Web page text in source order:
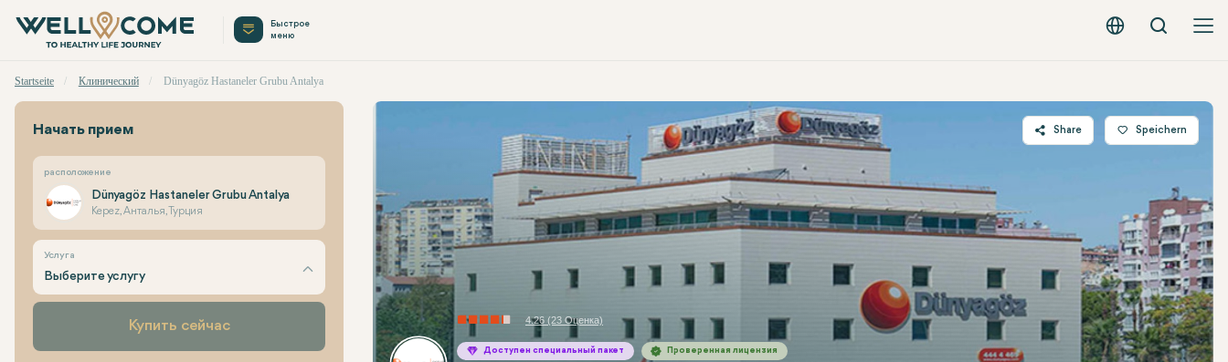
Русский - EUR
Вызов
Быстрое
меню
Startseite Клинический Dünyagöz Hastaneler Grubu Antalya
4.26 (23 Оценка)
Доступен специальный пакет Проверенная лицензия
Share
WhatsApp
Telegram
E-mail
Speichern
Начать прием
расположение
Dünyagöz Hastaneler Grubu Antalya
Kepez, Анталья, Турция
Услуга
Выберите услугу
Купить сейчас